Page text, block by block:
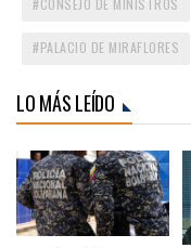
PALACIO DE MIRAFLORES
LO MÁS LEÍDO